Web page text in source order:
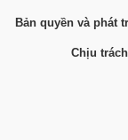
Bản quyền và phát
Chịu